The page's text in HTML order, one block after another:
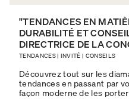
"TENDANCES EN
DURABILITÉ ET
DIRECTRICE DE LA
TENDANCES| INVITÉ | CONSEILS
Découvrez tout sur les
tendances en passant par
façon moderne de les